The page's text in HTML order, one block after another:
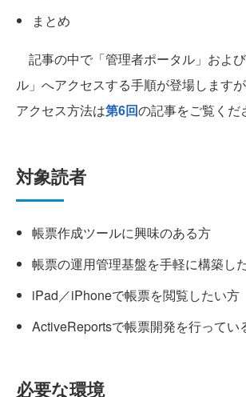
まとめ
記事の中で「管理者ポータル」およ
ル」へアクセスする手順が登場します
アクセス方法は第6回の記事をご覧くだ
対象読者
帳票作成ツールに興味のある方
帳票の運用管理基盤を手軽に構築し
iPad／iPhoneで帳票を閲覧したい方
ActiveReportsで帳票開発を行ってい
必要な環境